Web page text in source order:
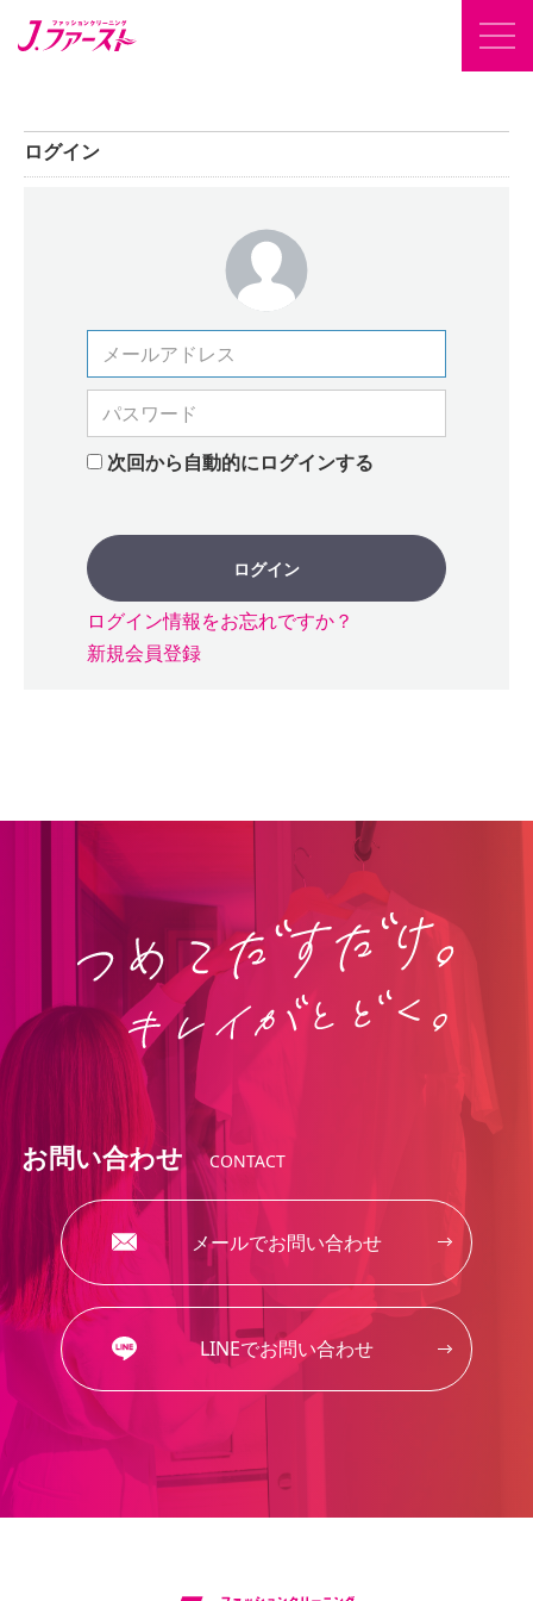
ログイン
次回から自動的にログインする
ログイン
ログイン情報をお忘れですか？
新規会員登録
お問い合わせCONTACT
メールでお問い合わせ
LINEでお問い合わせ